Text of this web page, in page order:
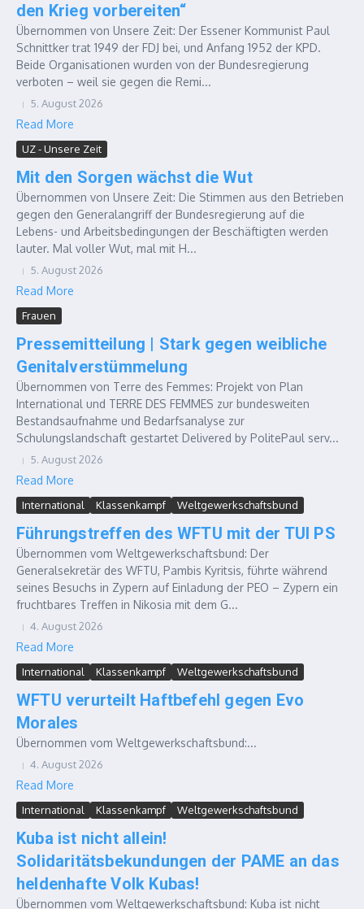
den Krieg vorbereiten“
Übernommen von Unsere Zeit: Der Essener Kommunist Paul
Schnittker trat 1949 der FDJ bei, und Anfang 1952 der KPD.
Beide Organisationen wurden von der Bundesregierung
verboten – weil sie gegen die Remi...
5. August 2026
Read More
UZ - Unsere Zeit
Mit den Sorgen wächst die Wut
Übernommen von Unsere Zeit: Die Stimmen aus den Betrieben
gegen den Generalangriff der Bundesregierung auf die
Lebens- und Arbeitsbedingungen der Beschäftigten werden
lauter. Mal voller Wut, mal mit H...
5. August 2026
Read More
Frauen
Pressemitteilung | Stark gegen weibliche
Genitalverstümmelung
Übernommen von Terre des Femmes: Projekt von Plan
International und TERRE DES FEMMES zur bundesweiten
Bestandsaufnahme und Bedarfsanalyse zur
Schulungslandschaft gestartet Delivered by PolitePaul serv...
5. August 2026
Read More
International Klassenkampf Weltgewerkschaftsbund
Führungstreffen des WFTU mit der TUI PS
Übernommen vom Weltgewerkschaftsbund: Der
Generalsekretär des WFTU, Pambis Kyritsis, führte während
seines Besuchs in Zypern auf Einladung der PEO – Zypern ein
fruchtbares Treffen in Nikosia mit dem G...
4. August 2026
Read More
International Klassenkampf Weltgewerkschaftsbund
WFTU verurteilt Haftbefehl gegen Evo
Morales
Übernommen vom Weltgewerkschaftsbund:...
4. August 2026
Read More
International Klassenkampf Weltgewerkschaftsbund
Kuba ist nicht allein!
Solidaritätsbekundungen der PAME an das
heldenhafte Volk Kubas!
Übernommen vom Weltgewerkschaftsbund: Kuba ist nicht